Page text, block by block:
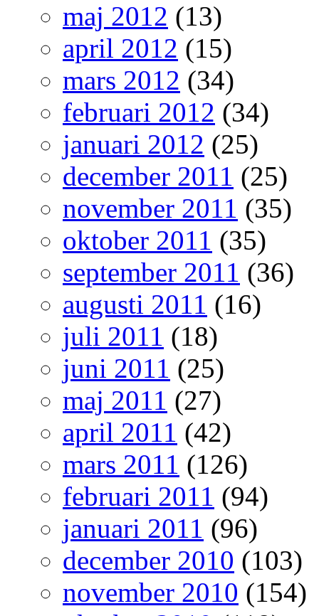
maj 2012 (13)
april 2012 (15)
mars 2012 (34)
februari 2012 (34)
januari 2012 (25)
december 2011 (25)
november 2011 (35)
oktober 2011 (35)
september 2011 (36)
augusti 2011 (16)
juli 2011 (18)
juni 2011 (25)
maj 2011 (27)
april 2011 (42)
mars 2011 (126)
februari 2011 (94)
januari 2011 (96)
december 2010 (103)
november 2010 (154)